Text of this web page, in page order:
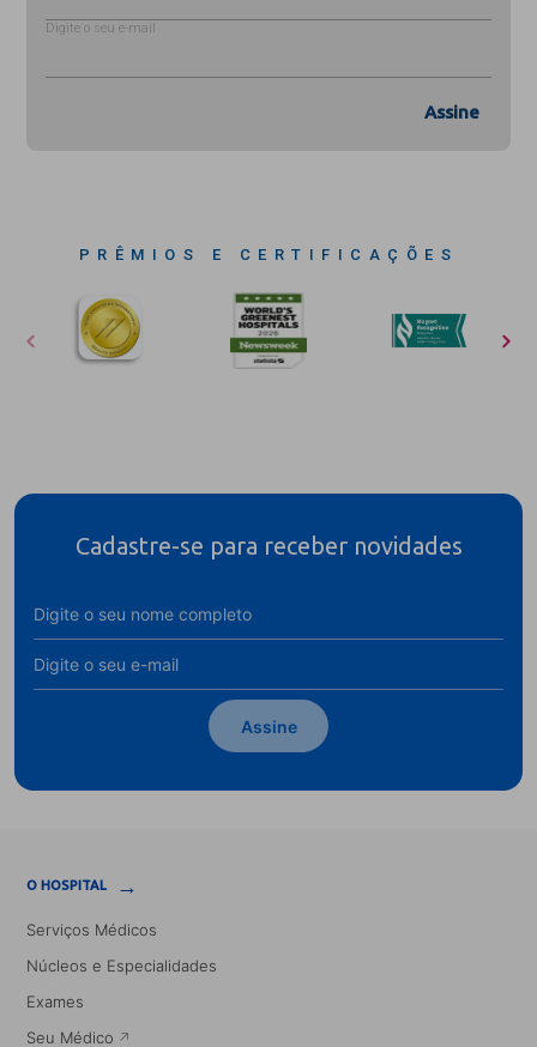
Digite o seu e-mail
Assine
PRÊMIOS E CERTIFICAÇÕES
Cadastre-se para receber novidades
Assine
O HOSPITAL →
Serviços Médicos
Núcleos e Especialidades
Exames
Seu Médico